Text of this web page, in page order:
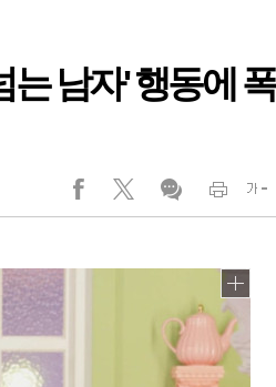
는 남자' 행동에 폭